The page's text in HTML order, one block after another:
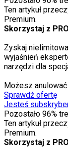
Ten artykuł
Premium.
Skorzystaj z
Zyskaj
wyjaśnień
narzędzi dla
Możesz
Sprawdź ofertę
Jesteś
Pozostało 96%
Ten artykuł
Premium.
Skorzystaj z